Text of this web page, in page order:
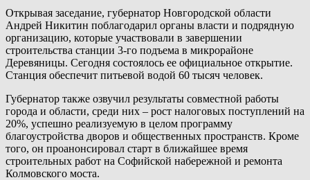
Открывая заседание, губернатор Новгородской области
Андрей Никитин поблагодарил органы власти и подрядную
организацию, которые участвовали в завершении
строительства станции 3-го подъема в микрорайоне
Деревяницы. Сегодня состоялось ее официальное открытие.
Станция обеспечит питьевой водой 60 тысяч человек.
Губернатор также озвучил результаты совместной работы
города и области, среди них – рост налоговых поступлений на
20%, успешно реализуемую в целом программу
благоустройства дворов и общественных пространств. Кроме
того, он проанонсировал старт в ближайшее время
строительных работ на Софийской набережной и ремонта
Колмовского моста.